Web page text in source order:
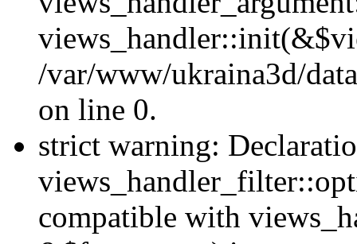
/var/www/ukraina3d/
on line 0.
strict warning:
compatible with